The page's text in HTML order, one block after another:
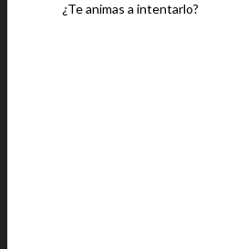
¿Te animas a intentarlo?